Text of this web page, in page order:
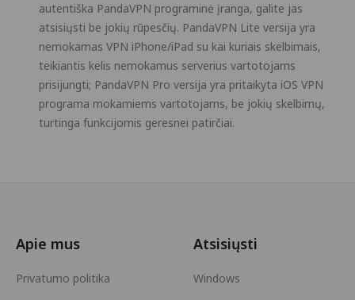
autentiška PandaVPN programinė įranga, galite jas
atsisiųsti be jokių rūpesčių. PandaVPN Lite versija yra
nemokamas VPN iPhone/iPad su kai kuriais skelbimais,
teikiantis kelis nemokamus serverius vartotojams
prisijungti; PandaVPN Pro versija yra pritaikyta iOS VPN
programa mokamiems vartotojams, be jokių skelbimų,
turtinga funkcijomis geresnei patirčiai.
Apie mus
Privatumo politika
Atsisiųsti
Windows